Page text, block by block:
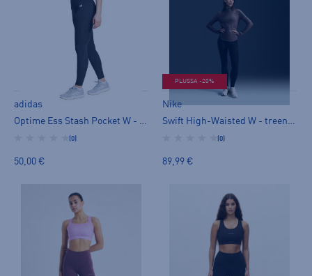
adidas
Optime Ess Stash Pocket W - treenitrikoot
(0)
50,00 €
PLUSSA -20%
Nike
Swift High-Waisted W - treenitrikoot
(0)
89,99 €